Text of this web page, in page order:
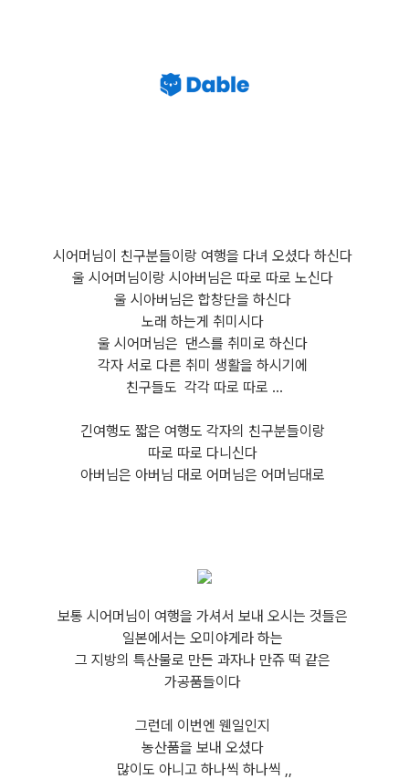
시어머님이 친구분들이랑 여행을 다녀 오셨다 하신다
울 시어머님이랑 시아버님은 따로 따로 노신다
울 시아버님은 합창단을 하신다
노래 하는게 취미시다
울 시어머님은 댄스를 취미로 하신다
각자 서로 다른 취미 생활을 하시기에
친구들도 각각 따로 따로 ...
긴여행도 짧은 여행도 각자의 친구분들이랑
따로 따로 다니신다
아버님은 아버님 대로 어머님은 어머님대로
보통 시어머님이 여행을 가셔서 보내 오시는 것들은
일본에서는 오미야게라 하는
그 지방의 특산물로 만든 과자나 만쥬 떡 같은
가공품들이다
그런데 이번엔 웬일인지
농산품을 보내 오셨다
많이도 아니고 하나씩 하나씩 ,,